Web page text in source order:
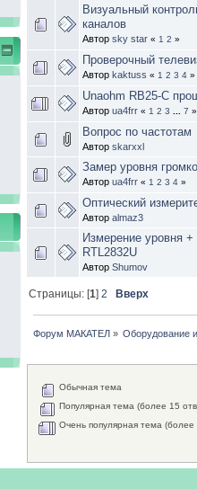
Визуальный
каналов
Автор sky star « 1 2 »
Проверочный
Автор kaktuss « 1 2 3 4»
Unaohm RB25-C
Автор ua4frr « 1 2 3 ... 7 »
Вопрос по частотам
Автор skarxxl
Замер уровня
Автор ua4frr « 1 2 3 4»
Оптический
Автор almaz3
Измерение уровня +
RTL2832U
Автор Shumov
Страницы: [1]2 Вверх
Форум МАКАТЕЛ» Оборудование
Обычная тема
Популярная тема (более 15
Очень популярная тема (более